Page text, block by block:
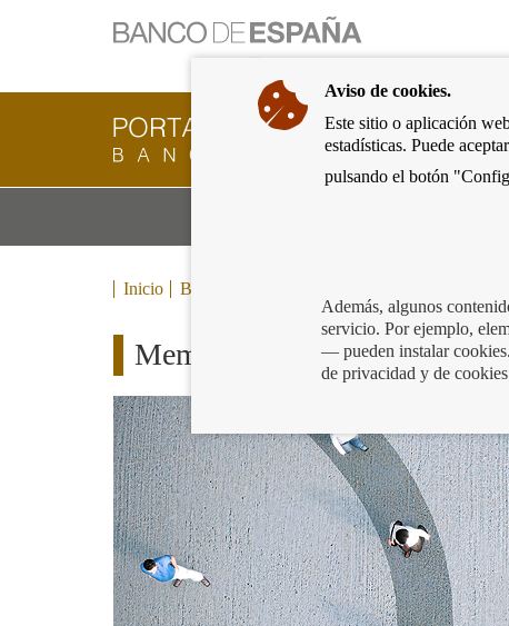
Ir
a
página
de
inicio
del
Cliente
Bancario
Banco
ir
a
Inicio Blog
Memoria de la Central de
Aviso de cookies.
Este sitio o aplicación
estadísticas. Puede
pulsando el botón
Además, algunos
servicio. Por ejemplo,
— pueden instalar
de privacidad y de